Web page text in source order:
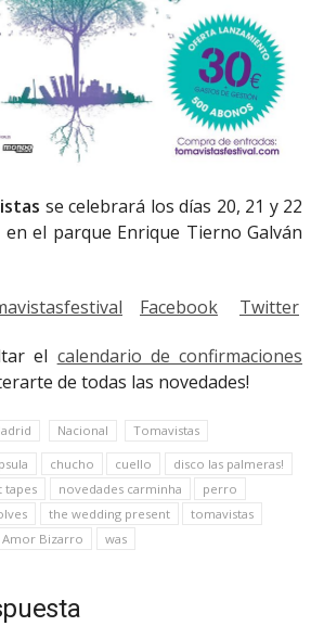
se celebrará los días 20, 21 y 22
en el parque Enrique Tierno Galván
Facebook Twitter
el calendario de confirmaciones
de todas las novedades!
Nacional Tomavistas
chucho cuello
disco las palmeras!
tapes novedades carminha
perro
the wedding present
tomavistas
Bizarro was